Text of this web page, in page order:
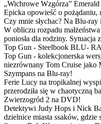
„Wichrowe Wzgórza”
Epicka opowieść o pożądaniu,
Czy mnie słychac? Na Blu-
W obliczu rozpadu
poniosła dla rodziny. Sytuacja
Top Gun - Steelbook BLU-
Top Gun - kolekcjonerska
niezrównany Tom Cruise jako
Szympans na Blu-ray!
Ferie Lucy na tropikalnej
przerodziła się w chaotyczną
Zwierzogród 2 na DVD!
Detektywi Judy Hops i Nick
dzielnice miasta ssaków,